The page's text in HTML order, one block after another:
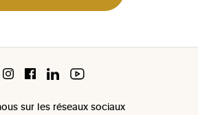
sur les réseaux sociaux